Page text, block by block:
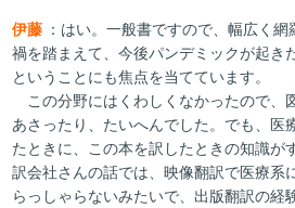
伊藤 ：はい。一般書ですので、幅広く
禍を踏まえて、今後パンデミックが起き
ということにも焦点を当てています。
この分野にはくわしくなかったので、
あさったり、たいへんでした。でも、医
たときに、この本を訳したときの知識が
訳会社さんの話では、映像翻訳で医療系
らっしゃらないみたいで、出版翻訳の経